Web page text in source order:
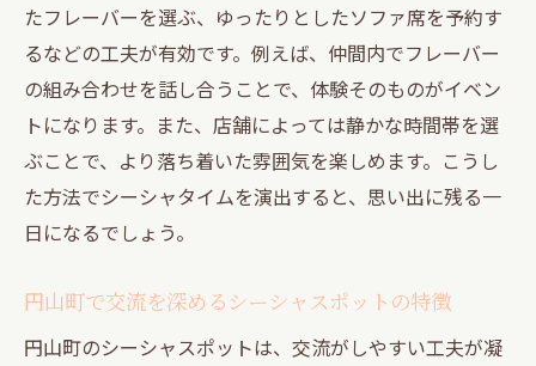
たフレーバーを選ぶ、ゆったりとしたソファ席を予約す
るなどの工夫が有効です。例えば、仲間内でフレーバー
の組み合わせを話し合うことで、体験そのものがイベン
トになります。また、店舗によっては静かな時間帯を選
ぶことで、より落ち着いた雰囲気を楽しめます。こうし
た方法でシーシャタイムを演出すると、思い出に残る一
日になるでしょう。
円山町で交流を深めるシーシャスポットの特徴
円山町のシーシャスポットは、交流がしやすい工夫が凝